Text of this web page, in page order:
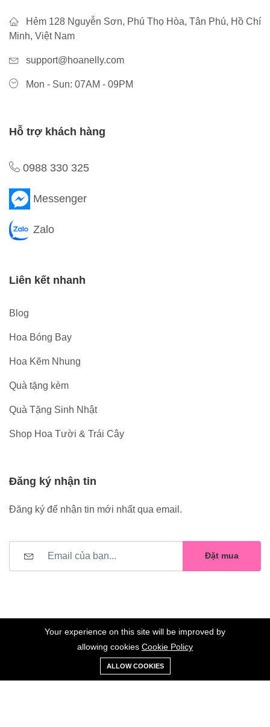
Hẻm 128 Nguyễn Sơn, Phú Thọ Hòa, Tân Phú, Hồ Chí
Minh, Việt Nam
support@hoanelly.com
Mon - Sun: 07AM - 09PM
Hỗ trợ khách hàng
0988 330 325
Messenger
Zalo
Liên kết nhanh
Blog
Hoa Bóng Bay
Hoa Kẽm Nhung
Quà tặng kèm
Quà Tặng Sinh Nhật
Shop Hoa Tười & Trái Cây
Đăng ký nhận tin
Đăng ký để nhận tin mới nhất qua email.
Đặt mua
©2023 Hoa Nelly . All Rights Reserved.
0
Xe
đẩy
Danh sách
yêu thích
Your experience on this site will be improved by
allowing cookies Cookie Policy
ALLOW COOKIES